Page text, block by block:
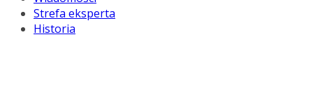
Strefa eksperta
Historia